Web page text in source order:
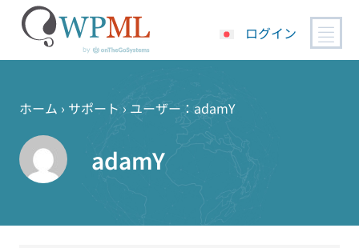
ッ
ログイン
ホーム › サポート › ユーザー：adamY
adamY